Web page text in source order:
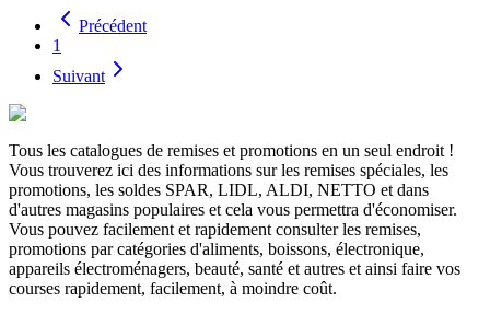
Précédent
1
Suivant
Tous les catalogues de remises et promotions en un seul endroit !
Vous trouverez ici des informations sur les remises spéciales, les
promotions, les soldes SPAR, LIDL, ALDI, NETTO et dans
d'autres magasins populaires et cela vous permettra d'économiser.
Vous pouvez facilement et rapidement consulter les remises,
promotions par catégories d'aliments, boissons, électronique,
appareils électroménagers, beauté, santé et autres et ainsi faire vos
courses rapidement, facilement, à moindre coût.